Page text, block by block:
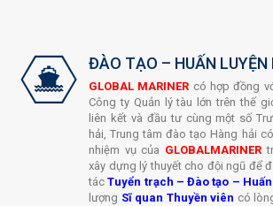
ĐÀO TẠO – HUẤN LUYỆN
GLOBAL MARINER có hợp đồng
Công ty Quản lý tàu lớn trên thế
liên kết và đầu tư cùng một số
hải, Trung tâm đào tạo Hàng hải
nhiệm vụ của GLOBALMARINER
xây dựng lý thuyết cho đội ngũ để
tácTuyển trạch – Đào tạo –
lượng Sĩ quan Thuyền viên có